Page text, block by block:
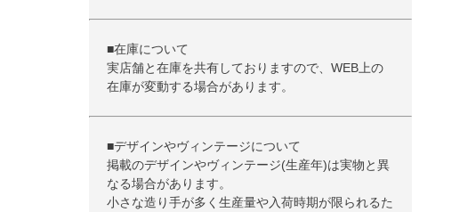
■在庫について
実店舗と在庫を共有しておりますので、WEB上の
在庫が変動する場合があります。
■デザインやヴィンテージについて
掲載のデザインやヴィンテージ(生産年)は実物と異
なる場合があります。
小さな造り手が多く生産量や入荷時期が限られるた